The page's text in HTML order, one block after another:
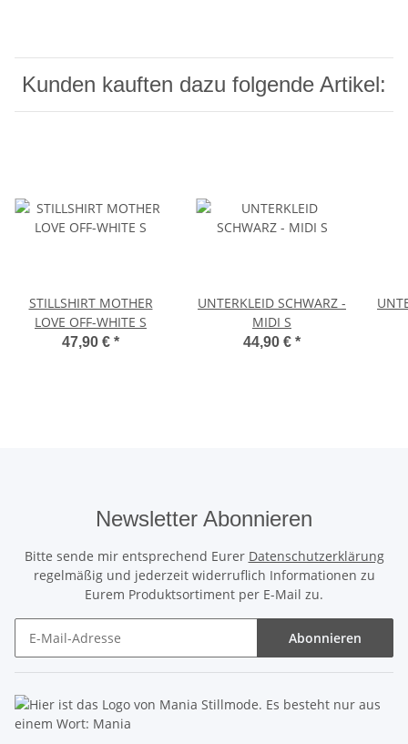
Kunden kauften dazu folgende Artikel:
STILLSHIRT MOTHER
LOVE OFF-WHITE S
47,90 € *
UNTERKLEID SCHWARZ -
MIDI S
44,90 € *
Newsletter Abonnieren
Bitte sende mir entsprechend Eurer Datenschutzerklärung
regelmäßig und jederzeit widerruflich Informationen zu
Eurem Produktsortiment per E-Mail zu.
Abonnieren